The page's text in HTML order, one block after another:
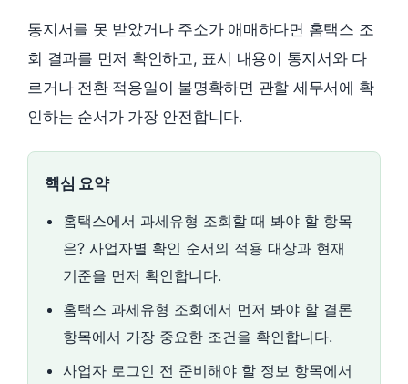
통지서를 못 받았거나 주소가 애매하다면 홈택스 조
회 결과를 먼저 확인하고, 표시 내용이 통지서와 다
르거나 전환 적용일이 불명확하면 관할 세무서에 확
인하는 순서가 가장 안전합니다.
핵심 요약
홈택스에서 과세유형 조회할 때 봐야 할 항목
은? 사업자별 확인 순서의 적용 대상과 현재
기준을 먼저 확인합니다.
홈택스 과세유형 조회에서 먼저 봐야 할 결론
항목에서 가장 중요한 조건을 확인합니다.
사업자 로그인 전 준비해야 할 정보 항목에서